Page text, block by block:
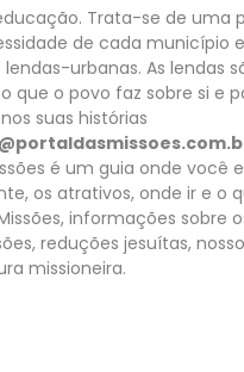
Trata-se de uma
de cada município
urbanas. As lendas
que o povo faz sobre si e
suas histórias
é um guia onde você
os atrativos, onde ir e o
informações sobre
reduções jesuítas,
missioneira.